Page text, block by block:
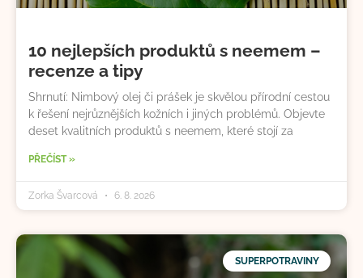
10 nejlepších produktů s neemem –
recenze a tipy
Shrnutí: Nimbový olej či prášek je skvělou přírodní cestou
k řešení nejrůznějších kožních i jiných problémů. Objevte
deset kvalitních produktů s neemem, které stojí za
PŘEČÍST »
Zorka Švarcová 6. 8. 2026
SUPERPOTRAVINY